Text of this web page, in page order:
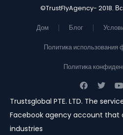
©TrustFlyAgency- 2018.
Дом Блог
Политика
Политика
Trustsglobal PTE. LTD. The
Facebook agency account that
industries